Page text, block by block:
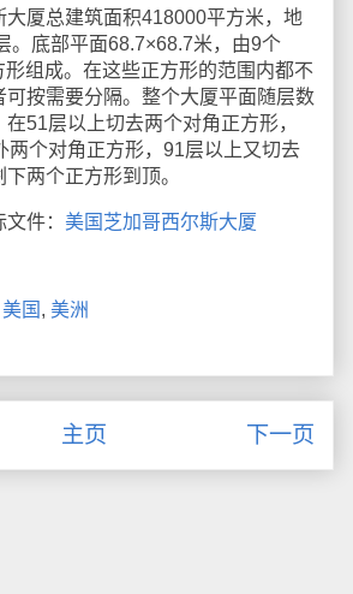
厦总建筑面积418000平方米，地
。底部平面68.7×68.7米，由9个
组成。在这些正方形的范围内都不
可按需要分隔。整个大厦平面随层数
51层以上切去两个对角正方形，
两个对角正方形，91层以上又切去
两个正方形到顶。
件： 美国芝加哥西尔斯大厦
美国 , 美洲
下一页
主页